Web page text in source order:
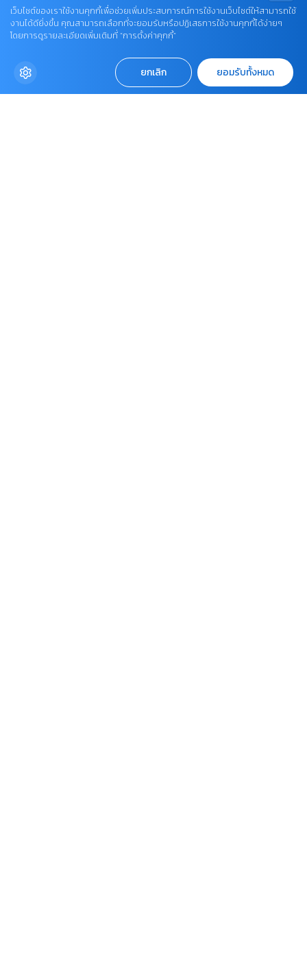
เว็บไซต์ของเราใช้งานคุกกี้เพื่อช่วยเพิ่มประสบการณ์การใช้งานเว็บไซต์ให้สามารถใช้
งานได้ดียิ่งขึ้น คุณสามารถเลือกที่จะยอมรับหรือปฏิเสธการใช้งานคุกกี้ได้ง่ายๆ
โดยการดูรายละเอียดเพิ่มเติมที่ “การตั้งค่าคุกกี้”
ยกเลิก ยอมรับทั้งหมด